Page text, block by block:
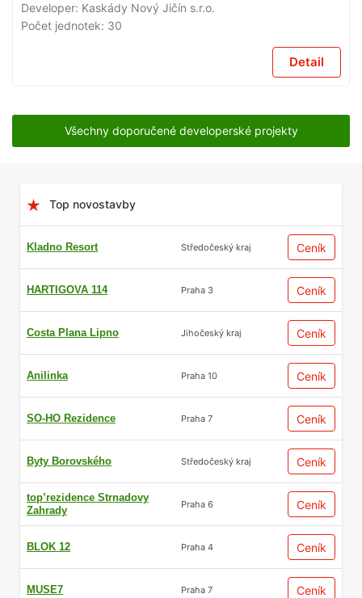
Developer: Kaskády Nový Jičín s.r.o.
Počet jednotek: 30
Detail
Všechny doporučené developerské projekty
Top novostavby
Kladno Resort Středočeský kraj Ceník
HARTIGOVA 114 Praha 3 Ceník
Costa Plana Lipno Jihočeský kraj Ceník
Anilinka Praha 10 Ceník
SO-HO Rezidence Praha 7 Ceník
Byty Borovského Středočeský kraj Ceník
top’rezidence Strnadovy
Zahrady
Praha 6 Ceník
BLOK 12 Praha 4 Ceník
MUSE7 Praha 7 Ceník